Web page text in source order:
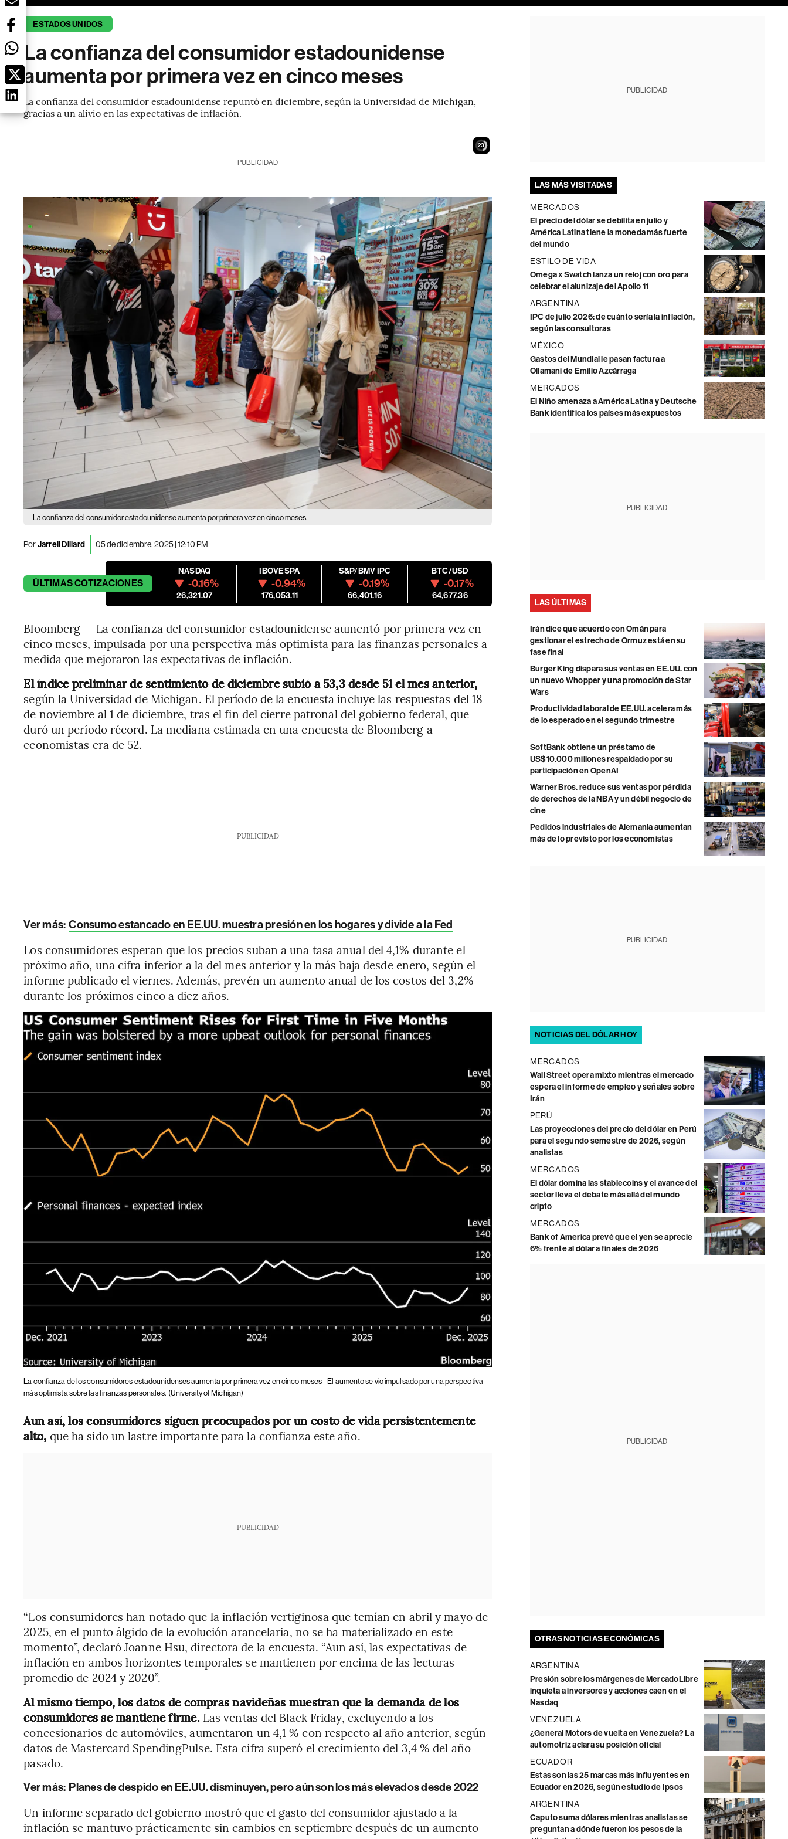
ESTADOS UNIDOS
La confianza del consumidor estadounidense
aumenta por primera vez en cinco meses
La confianza del consumidor estadounidense repuntó en diciembre, según la Universidad de Michigan,
gracias a un alivio en las expectativas de inflación.
22
PUBLICIDAD
La confianza del consumidor estadounidense aumenta por primera vez en cinco meses.
PorJarrell Dillard 05 de diciembre, 2025 | 12:10 PM
ÚLTIMASCOTIZACIONES
NASDAQ
-0.16%
26,321.07
IBOVESPA
-0.94%
176,053.11
S&P/BMV IPC
-0.19%
66,401.16
BTC/USD
-0.17%
64,677.36
Bloomberg — La confianza del consumidor estadounidense aumentó por primera vez en
cinco meses, impulsada por una perspectiva más optimista para las finanzas personales a
medida que mejoraron las expectativas de inflación.
El índice preliminar de sentimiento de diciembre subió a 53,3 desde 51 el mes anterior,
según la Universidad de Michigan. El período de la encuesta incluye las respuestas del 18
de noviembre al 1 de diciembre, tras el fin del cierre patronal del gobierno federal, que
duró un período récord. La mediana estimada en una encuesta de Bloomberg a
economistas era de 52.
PUBLICIDAD
Ver más: Consumo estancado en EE.UU. muestra presión en los hogares y divide a la Fed
Los consumidores esperan que los precios suban a una tasa anual del 4,1% durante el
próximo año, una cifra inferior a la del mes anterior y la más baja desde enero, según el
informe publicado el viernes. Además, prevén un aumento anual de los costos del 3,2%
durante los próximos cinco a diez años.
La confianza de los consumidores estadounidenses aumenta por primera vez en cinco meses |
El aumento se vio impulsado por una perspectiva
más optimista sobre las finanzas personales. (University of Michigan)
Aun así, los consumidores siguen preocupados por un costo de vida persistentemente
alto, que ha sido un lastre importante para la confianza este año.
PUBLICIDAD
“Los consumidores han notado que la inflación vertiginosa que temían en abril y mayo de
2025, en el punto álgido de la evolución arancelaria, no se ha materializado en este
momento”, declaró Joanne Hsu, directora de la encuesta. “Aun así, las expectativas de
inflación en ambos horizontes temporales se mantienen por encima de las lecturas
promedio de 2024 y 2020”.
Al mismo tiempo, los datos de compras navideñas muestran que la demanda de los
consumidores se mantiene firme.Las ventas del Black Friday, excluyendo a los
concesionarios de automóviles, aumentaron un 4,1 % con respecto al año anterior, según
datos de Mastercard SpendingPulse. Esta cifra superó el crecimiento del 3,4 % del año
pasado.
Ver más: Planes de despido en EE.UU. disminuyen, pero aún son los más elevados desde 2022
Un informe separado del gobierno mostró que el gasto del consumidor ajustado a la
inflación se mantuvo prácticamente sin cambios en septiembre después de un aumento
PUBLICIDAD
LAS MÁS VISITADAS
MERCADOS
El precio del dólar se debilita en julio y
América Latina tiene la moneda más fuerte
del mundo
ESTILO DE VIDA
Omega x Swatch lanza un reloj con oro para
celebrar el alunizaje del Apollo 11
ARGENTINA
IPC de julio 2026: de cuánto sería la inflación,
según las consultoras
MÉXICO
Gastos del Mundial le pasan factura a
Ollamani de Emilio Azcárraga
MERCADOS
El Niño amenaza a América Latina y Deutsche
Bank identifica los países más expuestos
PUBLICIDAD
LAS ÚLTIMAS
Irán dice que acuerdo con Omán para
gestionar el estrecho de Ormuz está en su
fase final
Burger King dispara sus ventas en EE.UU. con
un nuevo Whopper y una promoción de Star
Wars
Productividad laboral de EE.UU. acelera más
de lo esperado en el segundo trimestre
SoftBank obtiene un préstamo de
US$10.000 millones respaldado por su
participación en OpenAI
Warner Bros. reduce sus ventas por pérdida
de derechos de la NBA y un débil negocio de
cine
Pedidos industriales de Alemania aumentan
más de lo previsto por los economistas
PUBLICIDAD
NOTICIAS DEL DÓLAR HOY
MERCADOS
Wall Street opera mixto mientras el mercado
espera el informe de empleo y señales sobre
Irán
PERÚ
Las proyecciones del precio del dólar en Perú
para el segundo semestre de 2026, según
analistas
MERCADOS
El dólar domina las stablecoins y el avance del
sector lleva el debate más allá del mundo
cripto
MERCADOS
Bank of America prevé que el yen se aprecie
6% frente al dólar a finales de 2026
PUBLICIDAD
OTRAS NOTICIAS ECONÓMICAS
ARGENTINA
Presión sobre los márgenes de MercadoLibre
inquieta a inversores y acciones caen en el
Nasdaq
VENEZUELA
¿General Motors de vuelta en Venezuela? La
automotriz aclara su posición oficial
ECUADOR
Estas son las 25 marcas más influyentes en
Ecuador en 2026, según estudio de Ipsos
ARGENTINA
Caputo suma dólares mientras analistas se
preguntan a dónde fueron los pesos de la